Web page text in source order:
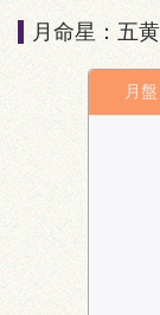
月命星：五
月盤